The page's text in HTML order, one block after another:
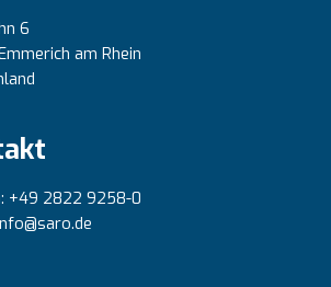
6
am Rhein
+49 2822 9258-0